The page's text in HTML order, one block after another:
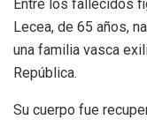
Entre los fallecidos
Lecea, de 65 años,
una familia vasca
República.
Su cuerpo fue